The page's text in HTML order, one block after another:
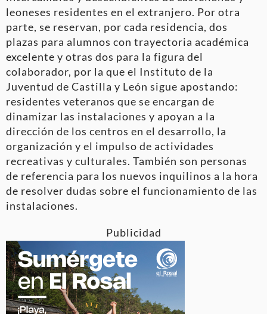
leoneses residentes en el extranjero. Por otra
parte, se reservan, por cada residencia, dos
plazas para alumnos con trayectoria académica
excelente y otras dos para la figura del
colaborador, por la que el Instituto de la
Juventud de Castilla y León sigue apostando:
residentes veteranos que se encargan de
dinamizar las instalaciones y apoyan a la
dirección de los centros en el desarrollo, la
organización y el impulso de actividades
recreativas y culturales. También son personas
de referencia para los nuevos inquilinos a la hora
de resolver dudas sobre el funcionamiento de las
instalaciones.
Publicidad